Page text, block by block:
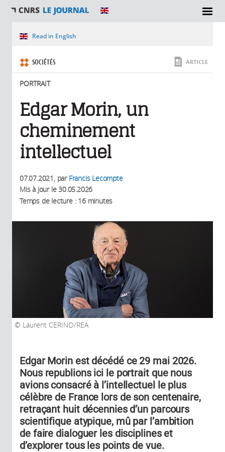
SECTIONS
Vous êtes ici
Read in English
SOCIÉTÉS
PORTRAIT
ARTICLE
Edgar Morin, un
cheminement
intellectuel
07.07.2021, par Francis Lecompte
Mis à jour le30.05.2026
Temps de lecture : 16 minutes
Laurent CERINO/REA
Edgar Morin est décédé ce 29 mai 2026.
Nous republions ici le portrait que nous
avions consacré à l’intellectuel le plus
célèbre de France lors de son centenaire,
retraçant huit décennies d’un parcours
scientifique atypique, mû par l’ambition
de faire dialoguer les disciplines et
d’explorer tous les points de vue.